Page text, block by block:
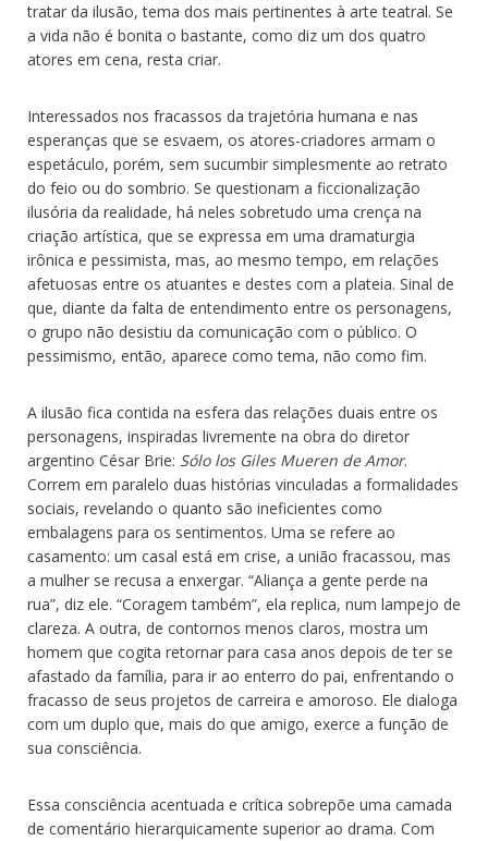
tratar da ilusão, tema dos mais pertinentes à arte teatral. Se
a vida não é bonita o bastante, como diz um dos quatro
atores em cena, resta criar.
Interessados nos fracassos da trajetória humana e nas
esperanças que se esvaem, os atores-criadores armam o
espetáculo, porém, sem sucumbir simplesmente ao retrato
do feio ou do sombrio. Se questionam a ficcionalização
ilusória da realidade, há neles sobretudo uma crença na
criação artística, que se expressa em uma dramaturgia
irônica e pessimista, mas, ao mesmo tempo, em relações
afetuosas entre os atuantes e destes com a plateia. Sinal de
que, diante da falta de entendimento entre os personagens,
o grupo não desistiu da comunicação com o público. O
pessimismo, então, aparece como tema, não como fim.
A ilusão fica contida na esfera das relações duais entre os
personagens, inspiradas livremente na obra do diretor
argentino César Brie: Sólo los Giles Mueren de Amor.
Correm em paralelo duas histórias vinculadas a formalidades
sociais, revelando o quanto são ineficientes como
embalagens para os sentimentos. Uma se refere ao
casamento: um casal está em crise, a união fracassou, mas
a mulher se recusa a enxergar. “Aliança a gente perde na
rua”, diz ele. “Coragem também”, ela replica, num lampejo de
clareza. A outra, de contornos menos claros, mostra um
homem que cogita retornar para casa anos depois de ter se
afastado da família, para ir ao enterro do pai, enfrentando o
fracasso de seus projetos de carreira e amoroso. Ele dialoga
com um duplo que, mais do que amigo, exerce a função de
sua consciência.
Essa consciência acentuada e crítica sobrepõe uma camada
de comentário hierarquicamente superior ao drama. Com